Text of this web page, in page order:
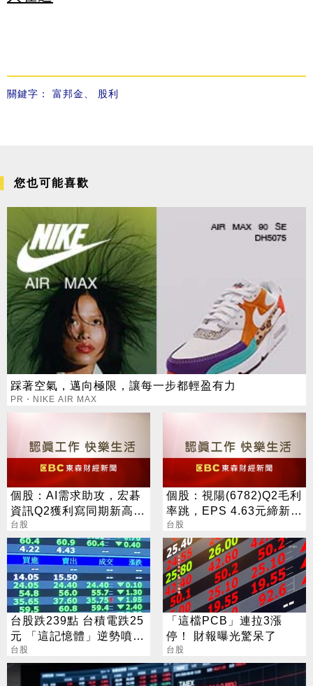
關鍵字： 富邦金 股利
您也可能喜歡
踩著空氣，邁向極限，讓每一步都輕盈有力
PR・NIKE AIR MAX
個股：AI需求助攻，宏碁
資訊Q2獲利寫同期新高，
H1每股盈餘創高達9.49元
台股
個股：視陽(6782)Q2毛利
率跳，EPS 4.63元締新
猷，本季營運續看旺
台股
台股跌239點 台積電跌25
元 「這記憶體」逆勢噴
5%
台股
「這檔PCB」連拉3漲
停！ 財報曝光驚呆了
台股